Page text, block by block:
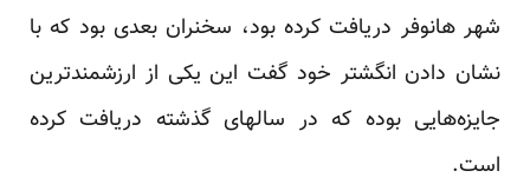
شهر هانوفر دریافت کرده بود، سخنران بعدی بود که با
نشان دادن انگشتر خود گفت این یکی از ارزشمند‌ترین
جایزه‌هایی بوده که در سالهای گذشته دریافت کرده
است.